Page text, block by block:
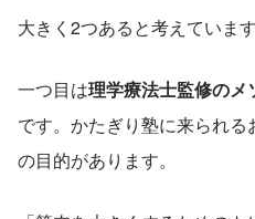
大きく2つあると考えています
一つ目は理学療法士監修のメ
です。かたぎり塾に来られ
の目的があります。